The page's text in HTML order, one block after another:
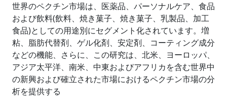
世界のペクチン市場は、医薬品、パーソナルケア、食品
および飲料(飲料、焼き菓子、焼き菓子、乳製品、加工
食品)としての用途別にセグメント化されています。増
粘、脂肪代替剤、ゲル化剤、安定剤、コーティング成分
などの機能、さらに、この研究は、北米、ヨーロッパ、
アジア太平洋、南米、中東およびアフリカを含む世界中
の新興および確立された市場におけるペクチン市場の分
析を提供する